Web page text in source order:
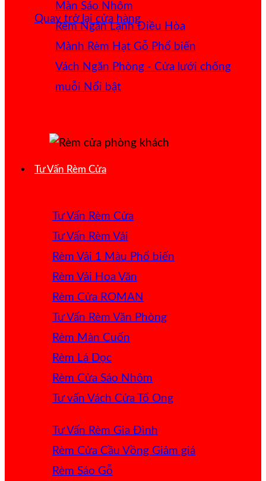
Quay trở lại cửa hàng
Màn Sáo Nhôm
Rèm Ngăn Lạnh Điều Hòa
Mành Rèm Hạt Gỗ
Vách Ngăn Phòng - Cửa lưới chống
muỗi
Tư Vấn Rèm Cửa
Tư Vấn Rèm Cửa
Tư Vấn Rèm Vải
Rèm Vải 1 Màu
Rèm Vải Hoa Văn
Rèm Cửa ROMAN
Tư Vấn Rèm Văn Phòng
Rèm Màn Cuốn
Rèm Lá Dọc
Rèm Cửa Sáo Nhôm
Tư vấn Vách Cửa Tổ Ong
Tư Vấn Rèm Gia Đình
Rèm Cửa Cầu Vồng
Rèm Sáo Gỗ